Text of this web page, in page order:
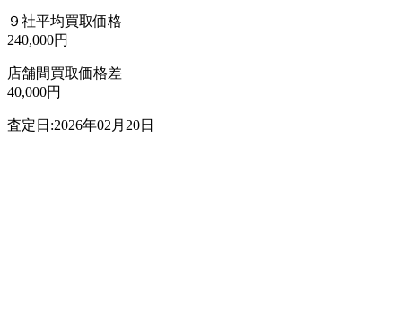
９社平均買取価格
240,000円
店舗間買取価格差
40,000円
査定日:2026年02月20日